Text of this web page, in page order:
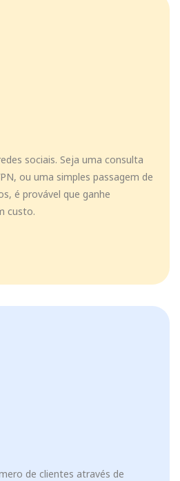
sociais. Seja uma consulta
ou uma simples passagem de
é provável que ganhe
custo.
de clientes através de